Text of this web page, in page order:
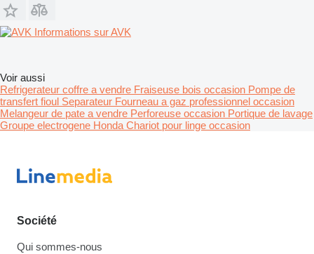
Informations sur AVK
Voir aussi
Refrigerateur coffre a vendre Fraiseuse bois occasion Pompe de
transfert fioul Separateur Fourneau a gaz professionnel occasion
Melangeur de pate a vendre Perforeuse occasion Portique de lavage
Groupe electrogene Honda Chariot pour linge occasion
Société
Qui sommes-nous